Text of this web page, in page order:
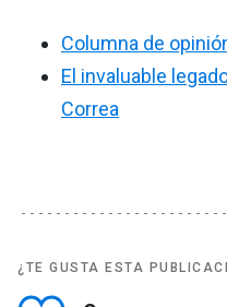
Columna de
El invaluable
Correa
¿TE GUSTA ESTA